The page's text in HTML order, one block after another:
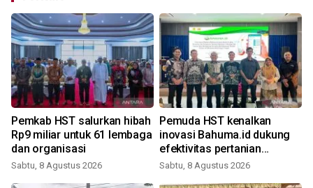
Pemkab HST salurkan hibah
Rp9 miliar untuk 61 lembaga
dan organisasi
Sabtu, 8 Agustus 2026
Pemuda HST kenalkan
inovasi Bahuma.id dukung
efektivitas pertanian
berkelanjutan
Sabtu, 8 Agustus 2026